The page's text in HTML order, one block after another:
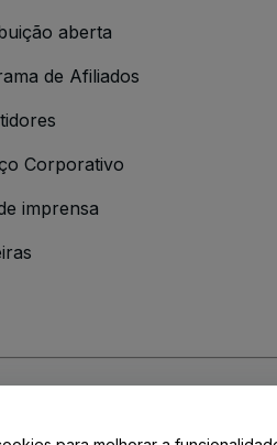
aberta
de Afiliados
Corporativo
imprensa